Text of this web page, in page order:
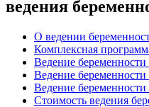
ведения
О ведении
Комплексная
Ведение
Ведение
Ведение беременности
Стоимость ведения